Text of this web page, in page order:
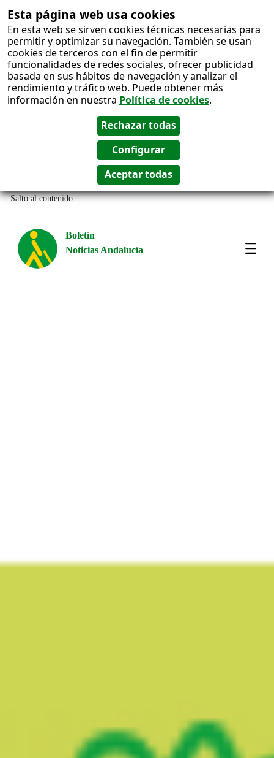
Esta página web usa cookies
En esta web se sirven cookies técnicas necesarias para
permitir y optimizar su navegación. También se usan
cookies de terceros con el fin de permitir
funcionalidades de redes sociales, ofrecer publicidad
basada en sus hábitos de navegación y analizar el
rendimiento y tráfico web. Puede obtener más
información en nuestra Política de cookies.
Salto al contenido
Boletín
Noticias Andalucía